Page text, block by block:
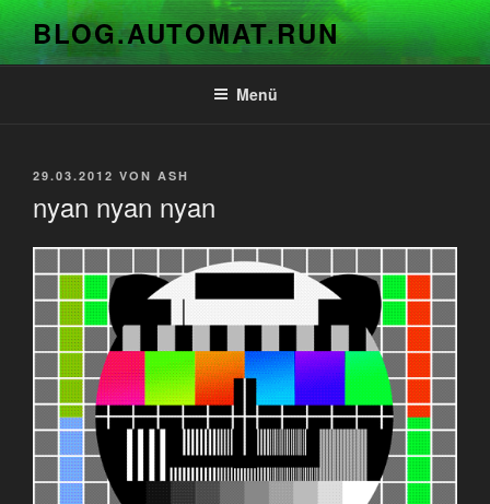
Zum
Inhalt
springen
BLOG.AUTOMAT.RUN
Menü
VERÖFFENTLICHT
29.03.2012 VON ASH
nyan nyan nyan